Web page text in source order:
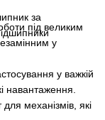
під великим
у
у важкій
навантаження.
для механізмів, які